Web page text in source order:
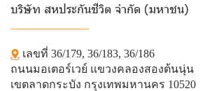
บริษัท สหประกันชีวิต จำกัด (มหาชน)
เลขที่ 36/179, 36/183, 36/186
ถนนมอเตอร์เวย์ แขวงคลองสองต้นนุ่น
เขตลาดกระบัง กรุงเทพมหานคร 10520